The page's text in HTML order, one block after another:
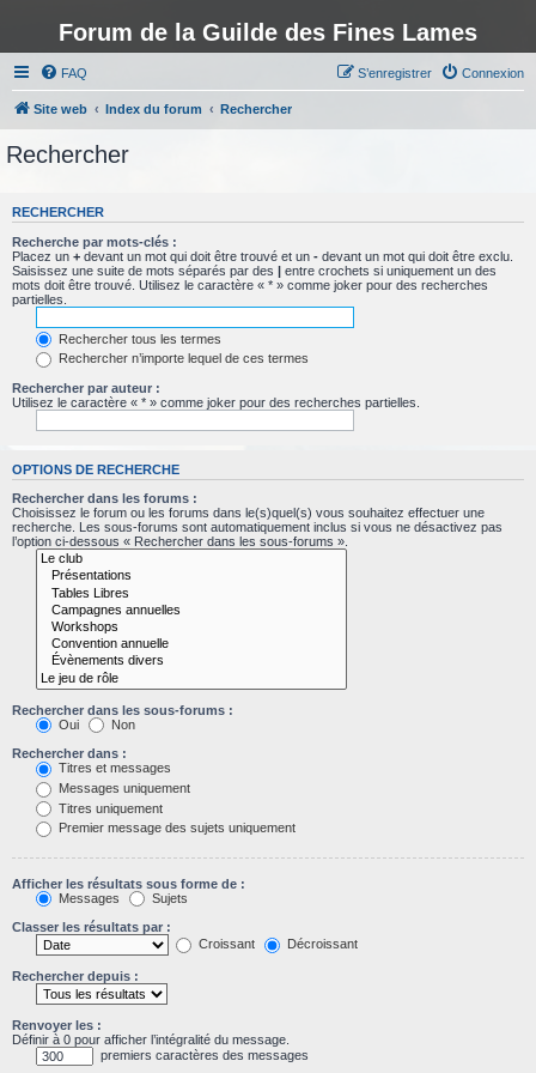
Forum de la Guilde des Fines Lames
FAQ Connexion
S’enregistrer
Site web Index du forum Rechercher
Rechercher
RECHERCHER
Recherche par mots-clés :
Placez un + devant un mot qui doit être trouvé et un - devant un mot qui doit être exclu.
Saisissez une suite de mots séparés par des | entre crochets si uniquement un des
mots doit être trouvé. Utilisez le caractère « * » comme joker pour des recherches
partielles.
Rechercher tous les termes
Rechercher n’importe lequel de ces termes
Rechercher par auteur :
Utilisez le caractère « * » comme joker pour des recherches partielles.
OPTIONS DE RECHERCHE
Rechercher dans les forums :
Choisissez le forum ou les forums dans le(s)quel(s) vous souhaitez effectuer une
recherche. Les sous-forums sont automatiquement inclus si vous ne désactivez pas
l’option ci-dessous « Rechercher dans les sous-forums ».
Rechercher dans les sous-forums :
Oui
Non
Rechercher dans :
Titres et messages
Messages uniquement
Titres uniquement
Premier message des sujets uniquement
Afficher les résultats sous forme de :
Messages
Sujets
Classer les résultats par :
Croissant
Décroissant
Rechercher depuis :
Renvoyer les :
Définir à 0 pour afficher l’intégralité du message.
premiers caractères des messages